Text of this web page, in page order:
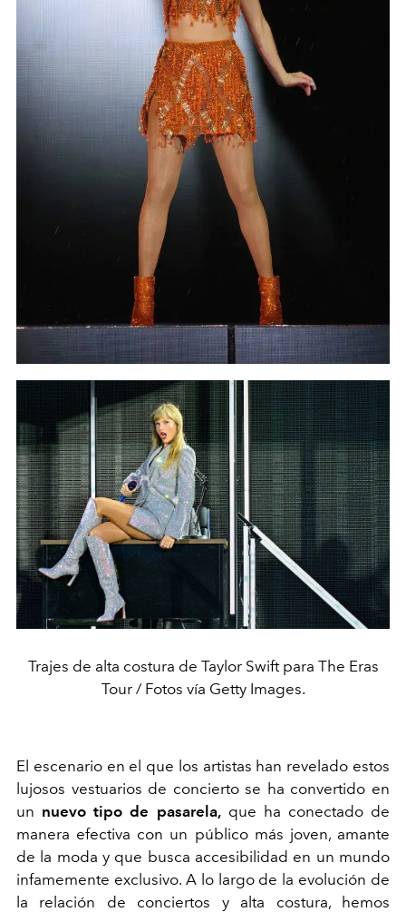
Trajes de alta costura de Taylor Swift para The Eras
Tour / Fotos vía Getty Images.
El escenario en el que los artistas han revelado estos
lujosos vestuarios de concierto se ha convertido en
un nuevo tipo de pasarela,que ha conectado de
manera efectiva con un público más joven, amante
de la moda y que busca accesibilidad en un mundo
infamemente exclusivo. A lo largo de la evolución de
la relación de conciertos y alta costura, hemos